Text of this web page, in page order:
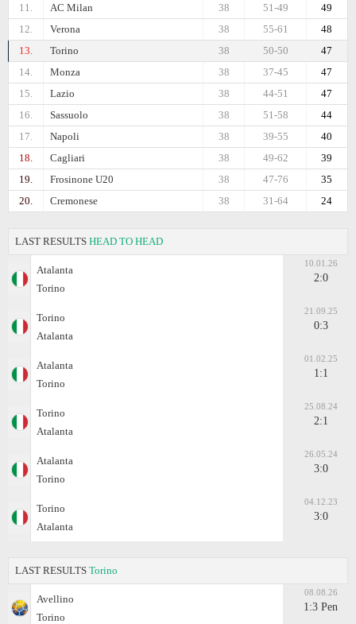
11.
AC Milan 49
51-49
38
12.
Verona 48
55-61
38
13.
Torino 47
50-50
38
14.
Monza 47
37-45
38
15.
Lazio 47
44-51
38
16.
Sassuolo 44
51-58
38
17.
Napoli 40
39-55
38
18.
Cagliari 39
49-62
38
19.
Frosinone U20 35
47-76
38
20.
Cremonese 24
31-64
38
LAST RESULTS HEAD TO HEAD
Atalanta
Torino
10.01.26
2:0
Torino
Atalanta
21.09.25
0:3
Atalanta
Torino
01.02.25
1:1
Torino
Atalanta
25.08.24
2:1
Atalanta
Torino
26.05.24
3:0
Torino
Atalanta
04.12.23
3:0
LAST RESULTS Torino
Avellino
Torino
08.08.26
1:3 Pen